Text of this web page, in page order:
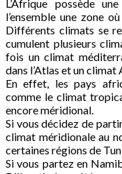
L’Afrique possède
l’ensemble une zone
Différents climats se
cumulent plusieurs
fois un climat
dans l’Atlas et un climat
En effet, les pays
comme le climat
encore méridional.
Si vous décidez de
climat méridionale au
certaines régions de
Si vous partez en